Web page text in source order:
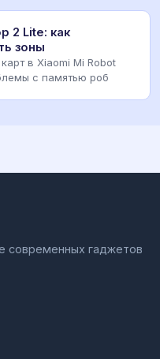
2 Lite: как
зоны
в Xiaomi Mi Robot
с памятью роб
современных гаджетов